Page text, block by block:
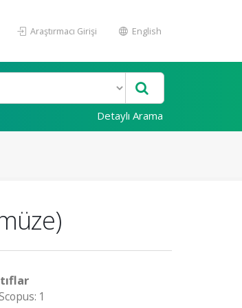
Araştırmacı Girişi English
Detaylı Arama
1